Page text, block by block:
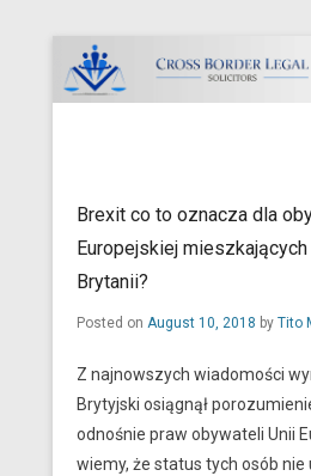
Brexit co to oznacza dla
Europejskiej
Brytanii?
Posted on August 10, 2018 by Tito
Z najnowszych wiadomości
Brytyjski osiągnął
odnośnie praw obywateli Unii
wiemy, że status tych osób